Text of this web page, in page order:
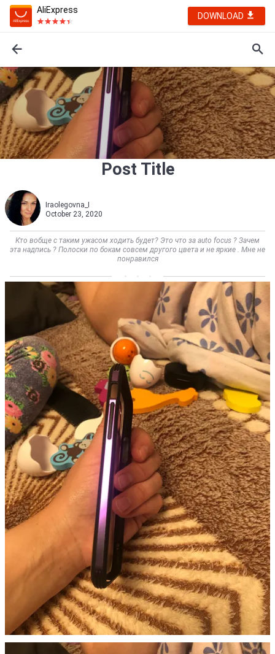
AliExpress
DOWNLOAD
Post Title
Iraolegovna_I
October 23, 2020
Кто вобще с таким ужасом ходить будет? Это что за auto focus ? Зачем
эта надпись ? Полоски по бокам совсем другого цвета и не яркие . Мне не
понравился